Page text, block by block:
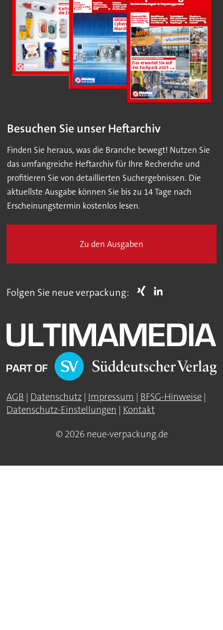
Besuchen Sie unser Heftarchiv
Finden Sie heraus, was die Branche bewegt! Nutzen Sie
das umfangreiche Heftarchiv für Ihre Recherche und
profitieren Sie von detaillierten Suchergebnissen. Die
aktuellste Ausgabe können Sie bis zu 14 Tage nach
Erscheinungstermin kostenlos lesen.
Zu den Ausgaben
Folgen Sie neue verpackung:
AGB | Datenschutz | Impressum | BFSG-Hinweise |
Datenschutz-Einstellungen | Kontakt
© 2026 neue-verpackung.de